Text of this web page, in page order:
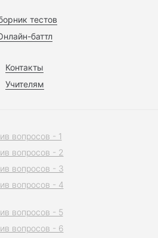
тестов
баттл
Контакты
Учителям
вопросов - 1
вопросов - 2
вопросов - 3
вопросов - 4
вопросов - 5
вопросов - 6